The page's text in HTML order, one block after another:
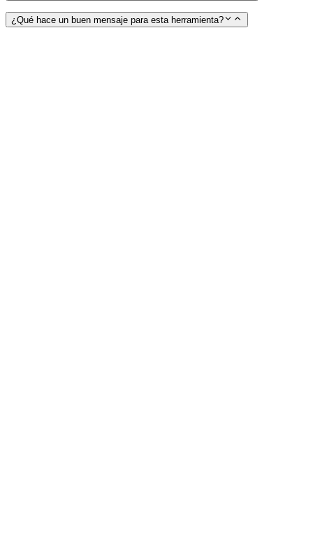
¿Qué hace un buen mensaje para esta herramienta?